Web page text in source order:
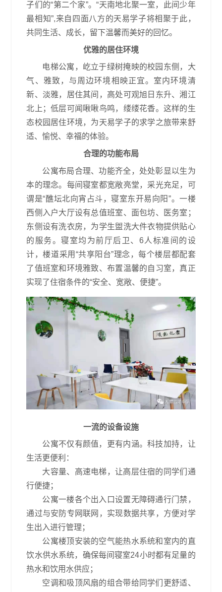
子们的“第二个家”。“天南地北聚一室，此间少年
最相知”,来自四面八方的天易学子将相聚于此，
共同生活、成长，留下温馨而美好的回忆。
优雅的居住环境
电梯公寓，屹立于绿树掩映的校园东侧，大
气、雅致，与周边环境相映正宜。室内环境清
新、淡雅，居住其间，高处可观旭日东升、湘江
北上；低层可闻啾啾鸟鸣，缕缕花香。这样的生
态校园居住环境，为天易学子的求学之旅带来舒
适、愉悦、幸福的体验。
合理的功能布局
公寓布局合理、功能齐全，处处彰显以生为
本的理念。每间寝室都宽敞亮堂，采光充足，可
谓是“醮坛北向宵占斗，寝室东开易向阳”。一楼
西侧入户大厅设有总值班室、面包坊、医务室；
东侧设有洗衣房，为学生盥洗大件衣物提供贴心
的服务。寝室均为前厅后卫、6人标准间的设
计，楼道采用“共享阳台”理念，每个楼层都配套
了值班室和环境雅致、布置温馨的自习室，真正
实现了住宿条件的“安全、宽敞、便捷”。
一流的设备设施
公寓不仅有颜值，更有内涵。科技加持，让
生活更便利：
大容量、高速电梯，让高层住宿的同学们通
行便捷；
公寓一楼各个出入口设置无障碍通行门禁，
通过与安防专网联网，实现数据共享，方便对学
生出入进行管理；
公寓楼顶安装的空气能热水系统和室内的直
饮水供水系统，确保每间寝室24小时都有足量的
热水和饮用水供应；
空调和吸顶风扇的组合带给同学们更舒适、